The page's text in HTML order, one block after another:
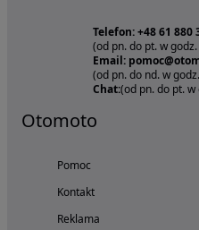
Telefon: +48 61 880
(od pn. do pt. w
Email:
(od pn. do nd. w
Chat:(od pn. do pt. w
Otomoto
Pomoc
Kontakt
Reklama